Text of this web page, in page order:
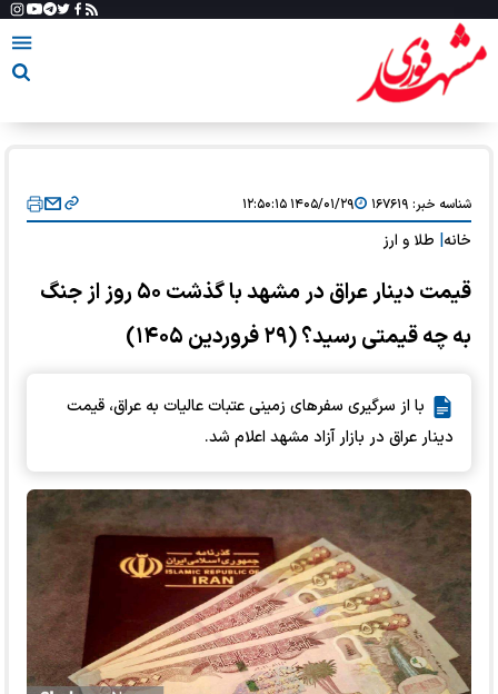
شناسه خبر: ۱۶۷۶۱۹ ۱۴۰۵/۰۱/۲۹ ۱۲:۵۰:۱۵
خانه طلا و ارز
قیمت دینار عراق در مشهد با گذشت ۵۰ روز از جنگ
به چه قیمتی رسید؟ (۲۹ فروردین ۱۴۰۵)
با از سرگیری سفرهای زمینی عتبات عالیات به عراق، قیمت
دینار عراق در بازار آزاد مشهد اعلام شد.